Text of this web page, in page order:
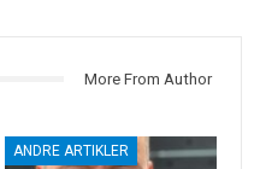
More From Author
ANDRE ARTIKLER